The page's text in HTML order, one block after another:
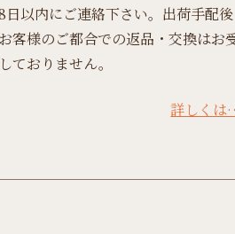
日以内にご連絡下さい。出荷手配後
客様のご都合での返品・交換はお
ておりません。
詳しく